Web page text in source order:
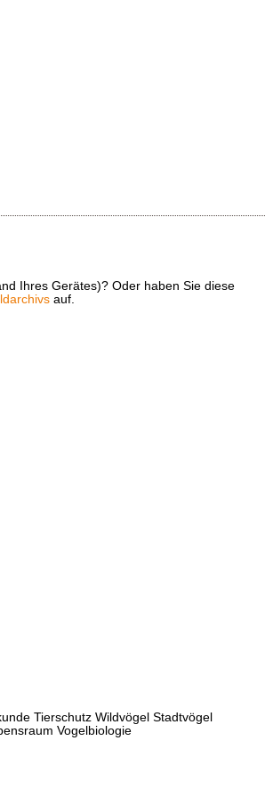
Ihres Gerätes)? Oder haben Sie diese
auf.
Tierschutz Wildvögel Stadtvögel
Vogelbiologie